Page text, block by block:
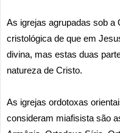
As igrejas agrupadas sob a
cristológica de que em
divina, mas estas duas
natureza de Cristo.
As igrejas ordotoxas
consideram miafisista são